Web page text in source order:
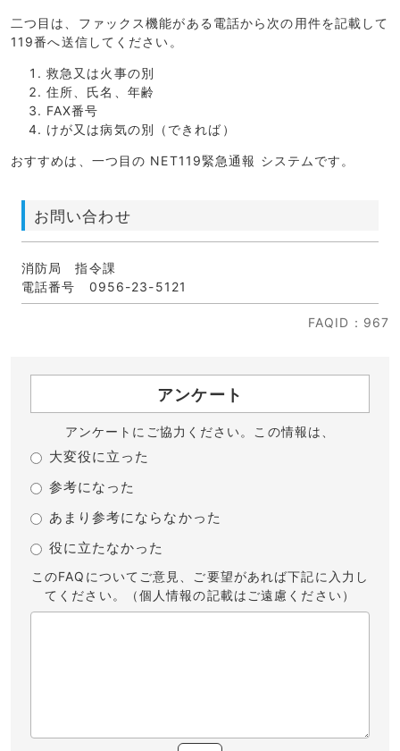
二つ目は、ファックス機能がある電話から次の用件を記載して
119番へ送信してください。
救急又は火事の別
住所、氏名、年齢
FAX番号
けが又は病気の別（できれば）
おすすめは、一つ目の NET119緊急通報 システムです。
お問い合わせ
消防局 指令課
電話番号 0956-23-5121
FAQID ：967
アンケート
アンケートにご協力ください。この情報は、
大変役に立った
参考になった
あまり参考にならなかった
役に立たなかった
このFAQについてご意見、ご要望があれば下記に入力し
てください。（個人情報の記載はご遠慮ください）